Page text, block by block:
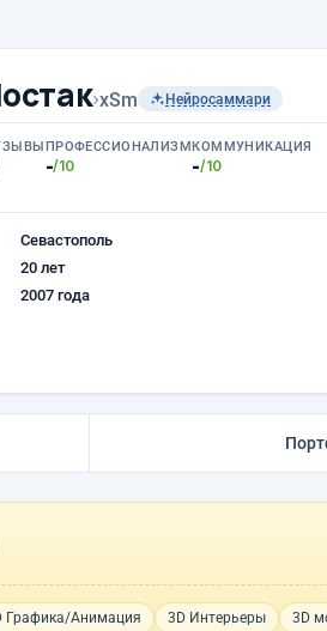
›xSm Нейросаммари
ПРОФЕССИОНАЛИЗМ
-/10
КОММУНИКАЦИЯ
-/10
Севастополь
20 лет
2007 года
Графика/Анимация 3D Интерьеры 3D